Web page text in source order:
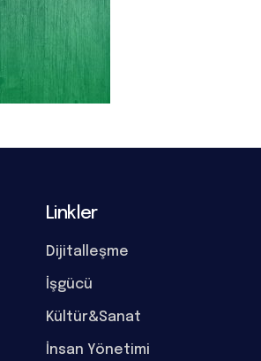
Linkler
Dijitalleşme
İşgücü
Kültür&Sanat
İnsan Yönetimi